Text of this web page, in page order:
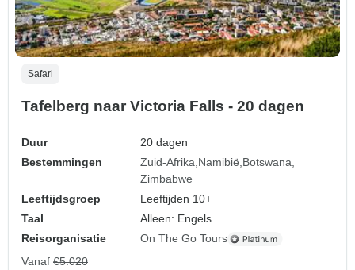
Safari
Tafelberg naar Victoria Falls - 20 dagen
Duur
20 dagen
Bestemmingen
Zuid-Afrika Namibië Botswana
Zimbabwe
Leeftijdsgroep
Leeftijden 10+
Taal
Alleen: Engels
Reisorganisatie
On The Go Tours
Vanaf €5.020